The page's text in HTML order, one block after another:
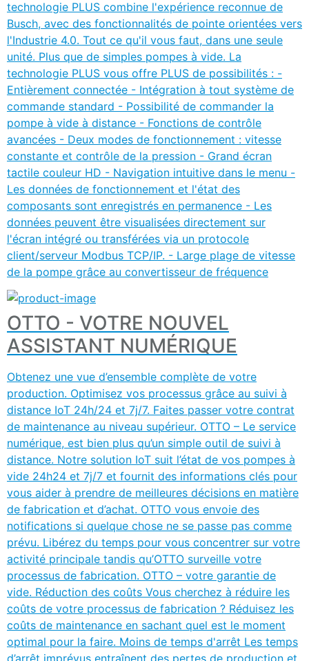
technologie PLUS combine l'expérience reconnue de
Busch, avec des fonctionnalités de pointe orientées vers
l'Industrie 4.0. Tout ce qu'il vous faut, dans une seule
unité. Plus que de simples pompes à vide. La
technologie PLUS vous offre PLUS de possibilités : -
Entièrement connectée - Intégration à tout système de
commande standard - Possibilité de commander la
pompe à vide à distance - Fonctions de contrôle
avancées - Deux modes de fonctionnement : vitesse
constante et contrôle de la pression - Grand écran
tactile couleur HD - Navigation intuitive dans le menu -
Les données de fonctionnement et l'état des
composants sont enregistrés en permanence - Les
données peuvent être visualisées directement sur
l'écran intégré ou transférées via un protocole
client/serveur Modbus TCP/IP. - Large plage de vitesse
de la pompe grâce au convertisseur de fréquence
OTTO - VOTRE NOUVEL
ASSISTANT NUMÉRIQUE
Obtenez une vue d’ensemble complète de votre
production. Optimisez vos processus grâce au suivi à
distance IoT 24h/24 et 7j/7. Faites passer votre contrat
de maintenance au niveau supérieur. OTTO – Le service
numérique, est bien plus qu’un simple outil de suivi à
distance. Notre solution IoT suit l’état de vos pompes à
vide 24h24 et 7j/7 et fournit des informations clés pour
vous aider à prendre de meilleures décisions en matière
de fabrication et d’achat. OTTO vous envoie des
notifications si quelque chose ne se passe pas comme
prévu. Libérez du temps pour vous concentrer sur votre
activité principale tandis qu’OTTO surveille votre
processus de fabrication. OTTO – votre garantie de
vide. Réduction des coûts Vous cherchez à réduire les
coûts de votre processus de fabrication ? Réduisez les
coûts de maintenance en sachant quel est le moment
optimal pour la faire. Moins de temps d'arrêt Les temps